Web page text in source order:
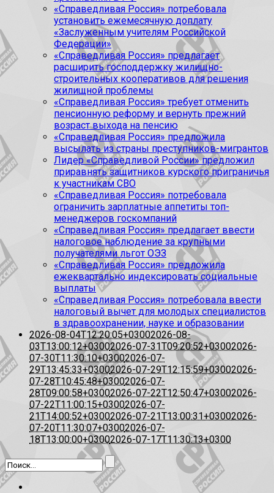
«Справедливая Россия» потребовала
установить ежемесячную доплату
«Заслуженным учителям Российской
Федерации»
«Справедливая Россия» предлагает
расширить господдержку жилищно-
строительных кооперативов для решения
жилищной проблемы
«Справедливая Россия» требует отменить
пенсионную реформу и вернуть прежний
возраст выхода на пенсию
«Справедливая Россия» предложила
высылать из страны преступников-мигрантов
Лидер «Справедливой России» предложил
приравнять защитников курского приграничья
к участникам СВО
«Справедливая Россия» потребовала
ограничить зарплатные аппетиты топ-
менеджеров госкомпаний
«Справедливая Россия» предлагает ввести
налоговое наблюдение за крупными
получателями льгот ОЭЗ
«Справедливая Россия» предложила
ежеквартально индексировать социальные
выплаты
«Справедливая Россия» потребовала ввести
налоговый вычет для молодых специалистов
в здравоохранении, науке и образовании
2026-08-04T12:20:05+03002026-08-
03T13:00:12+03002026-07-31T09:20:52+03002026-
07-30T11:30:10+03002026-07-
29T13:45:33+03002026-07-29T12:15:59+03002026-
07-28T10:45:48+03002026-07-
28T09:00:58+03002026-07-22T12:50:47+03002026-
07-22T11:00:15+03002026-07-
21T14:00:52+03002026-07-21T13:00:31+03002026-
07-20T11:30:07+03002026-07-
18T13:00:00+03002026-07-17T11:30:13+0300